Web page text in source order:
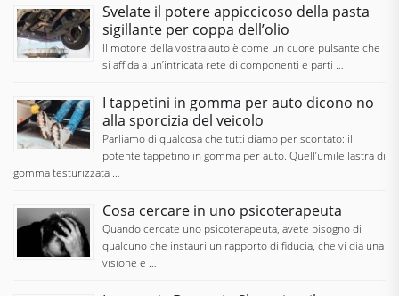
Svelate il potere appiccicoso della pasta
sigillante per coppa dell’olio
Il motore della vostra auto è come un cuore pulsante che
si affida a un’intricata rete di componenti e parti …
I tappetini in gomma per auto dicono no
alla sporcizia del veicolo
Parliamo di qualcosa che tutti diamo per scontato: il
potente tappetino in gomma per auto. Quell’umile lastra di
gomma testurizzata …
Cosa cercare in uno psicoterapeuta
Quando cercate uno psicoterapeuta, avete bisogno di
qualcuno che instauri un rapporto di fiducia, che vi dia una
visione e …